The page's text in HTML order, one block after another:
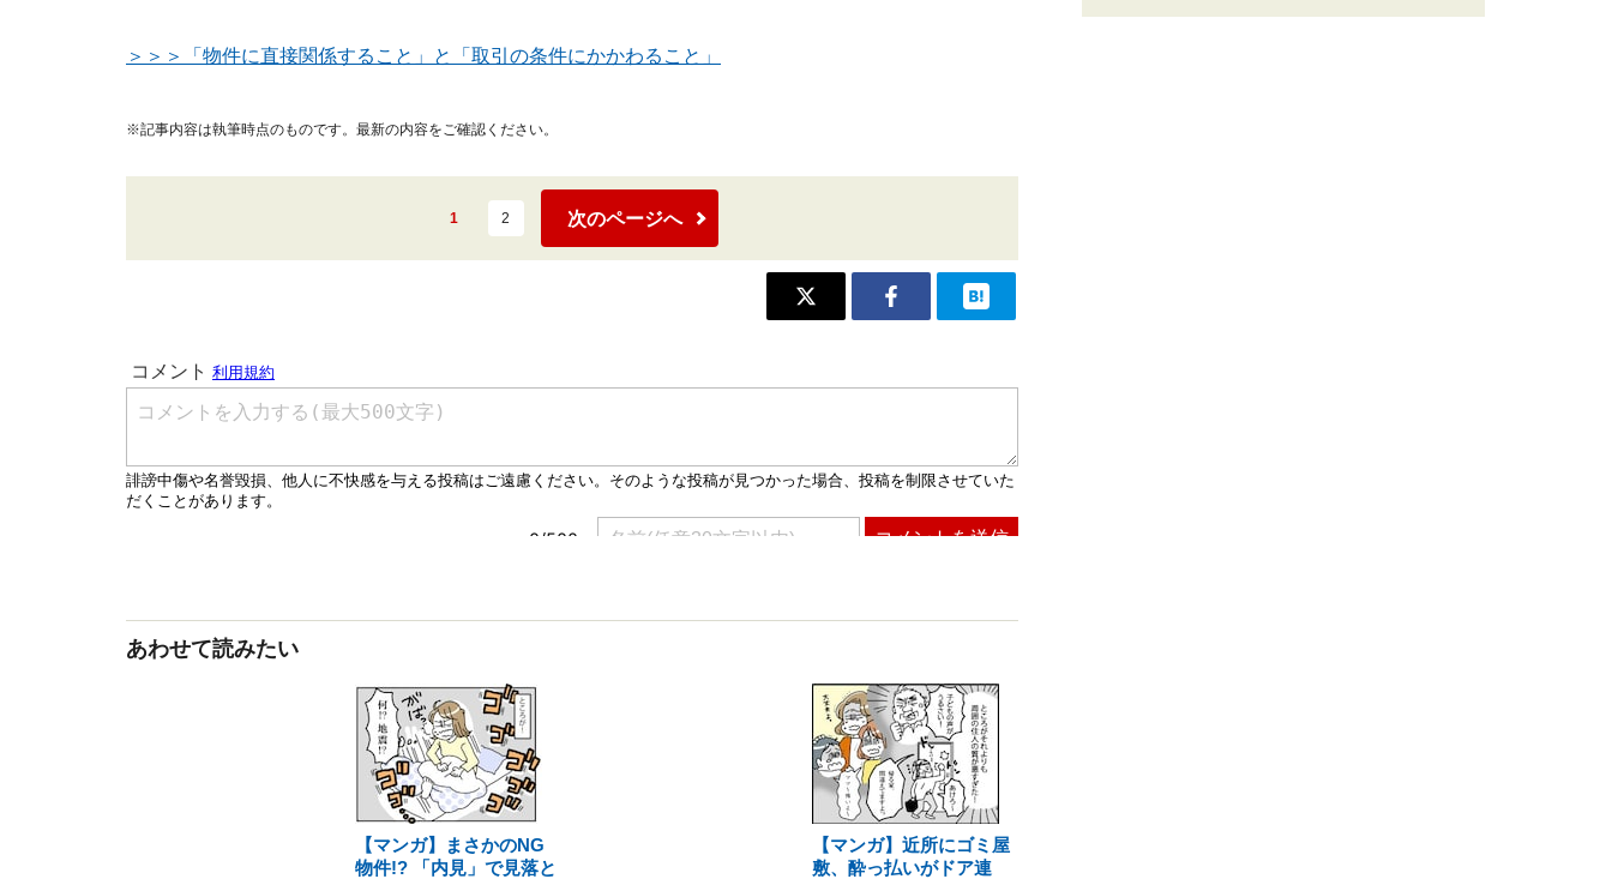
＞＞＞「物件に直接関係すること」と「取引の条件にかかわること」
※記事内容は執筆時点のものです。最新の内容をご確認ください。
1 2 次のページへ
あわせて読みたい
【マンガ】まさかのNG
物件!? 「内見」で見落と
【マンガ】近所にゴミ屋
敷、酔っ払いがドア連